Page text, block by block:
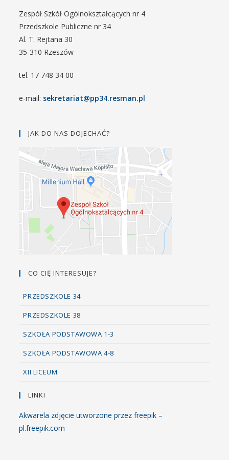
Zespół Szkół Ogólnokształcących nr 4
Przedszkole Publiczne nr 34
Al. T. Rejtana 30
35-310 Rzeszów
tel. 17 748 34 00
e-mail: sekretariat@pp34.resman.pl
JAK DO NAS DOJECHAĆ?
CO CIĘ INTERESUJE?
PRZEDSZKOLE 34
PRZEDSZKOLE 38
SZKOŁA PODSTAWOWA 1-3
SZKOŁA PODSTAWOWA 4-8
XII LICEUM
LINKI
Akwarela zdjęcie utworzone przez freepik –
pl.freepik.com